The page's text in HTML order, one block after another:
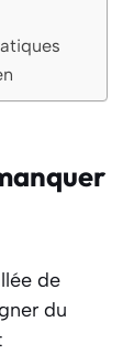
de
du